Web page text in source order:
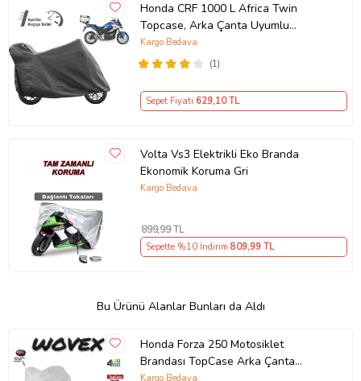
Honda CRF 1000 L Africa Twin
Topcase, Arka Çanta Uyumlu
Motosiklet Branda, Motor Örtüsü ,
Çadır
(1)
Kargo Bedava
Sepet Fiyatı 629,10 TL
Volta Vs3 Elektrikli Eko Branda
Ekonomik Koruma Gri
Kargo Bedava
899,99 TL
Sepette %10 İndirim 809,99 TL
Bu Ürünü Alanlar Bunları da Aldı
Honda Forza 250 Motosiklet
Brandası TopCase Arka Çanta
Kargo Bedava